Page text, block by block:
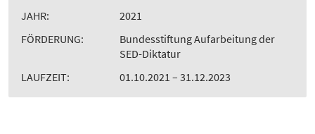
JAHR:
2021
FÖRDERUNG:
Bundesstiftung Aufarbeitung der
SED-Diktatur
LAUFZEIT:
01.10.2021 – 31.12.2023